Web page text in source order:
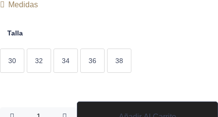
Medidas
Talla
30 32 34 36 38